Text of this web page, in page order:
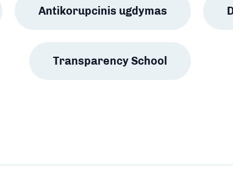
Antikorupcinis ugdymas
Transparency School